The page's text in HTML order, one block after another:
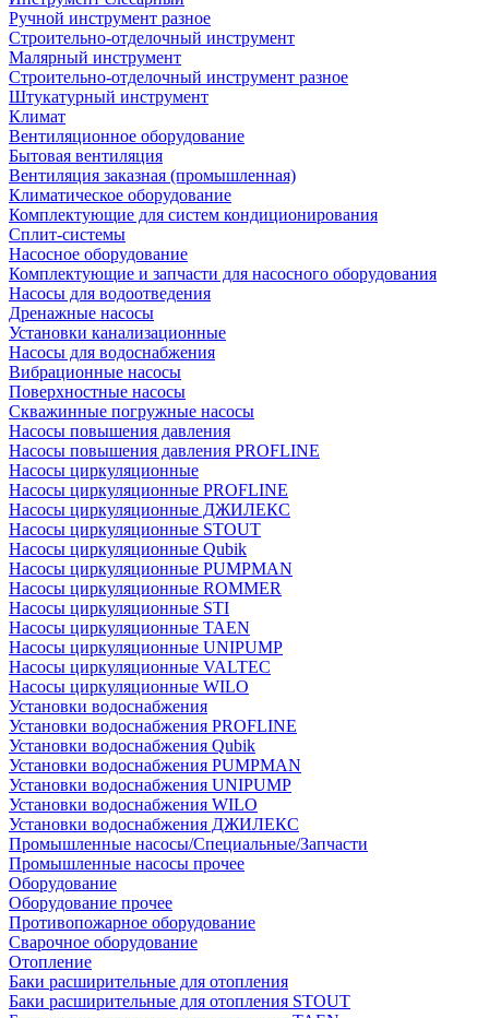
Ручной инструмент разное
Строительно-отделочный инструмент
Малярный инструмент
Строительно-отделочный инструмент разное
Штукатурный инструмент
Климат
Вентиляционное оборудование
Бытовая вентиляция
Вентиляция заказная (промышленная)
Климатическое оборудование
Комплектующие для систем кондиционирования
Сплит-системы
Насосное оборудование
Комплектующие и запчасти для насосного оборудования
Насосы для водоотведения
Дренажные насосы
Установки канализационные
Насосы для водоснабжения
Вибрационные насосы
Поверхностные насосы
Скважинные погружные насосы
Насосы повышения давления
Насосы повышения давления PROFLINE
Насосы циркуляционные
Насосы циркуляционные PROFLINE
Насосы циркуляционные ДЖИЛЕКС
Насосы циркуляционные STOUT
Насосы циркуляционные Qubik
Насосы циркуляционные PUMPMAN
Насосы циркуляционные ROMMER
Насосы циркуляционные STI
Насосы циркуляционные TAEN
Насосы циркуляционные UNIPUMP
Насосы циркуляционные VALTEC
Насосы циркуляционные WILO
Установки водоснабжения
Установки водоснабжения PROFLINE
Установки водоснабжения Qubik
Установки водоснабжения PUMPMAN
Установки водоснабжения UNIPUMP
Установки водоснабжения WILO
Установки водоснабжения ДЖИЛЕКС
Промышленные насосы/Специальные/Запчасти
Промышленные насосы прочее
Оборудование
Оборудование прочее
Противопожарное оборудование
Сварочное оборудование
Отопление
Баки расширительные для отопления
Баки расширительные для отопления STOUT